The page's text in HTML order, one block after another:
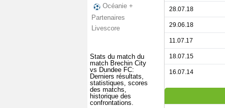
Océanie +
Partenaires
Livescore
Stats du match du
match Brechin City
vs Dundee FC:
Derniers résultats,
statistiques, scores
des matchs,
historique des
confrontations.
28.07.18
29.06.18
11.07.17
18.07.15
16.07.14